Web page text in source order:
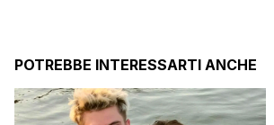
POTREBBE INTERESSARTI ANCHE